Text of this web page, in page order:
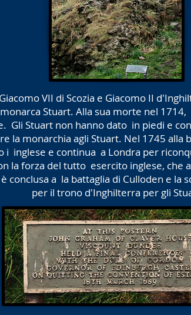
VII di Scozia e Giacomo II
Stuart. Alla sua morte nel
Gli Stuart non hanno dato in piedi e
la monarchia agli Stuart. Nel 1745 alla
i inglese e continua a Londra per
la forza del tutto esercito inglese, che
conclusa a la battaglia di Culloden e la
per il trono d'Inghilterra per gli